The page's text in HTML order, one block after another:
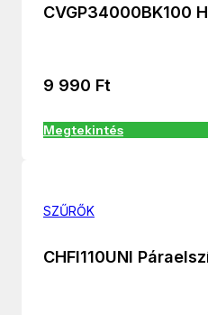
CVGP34000BK100
9 990 Ft
Megtekintés
SZŰRŐK
CHFI110UNI